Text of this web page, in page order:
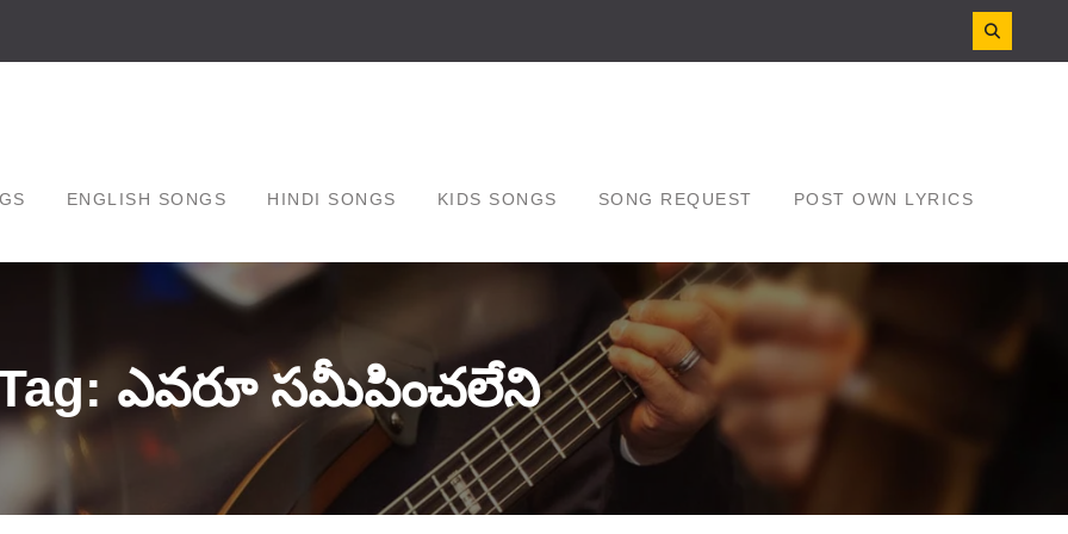
ENGLISH SONGS HINDI SONGS KIDS SONGS SONG REQUEST POST OWN LYRICS
ఎవరూ సమీపించలేని